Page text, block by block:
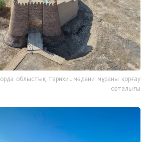
облыстық тарихи-мәдени мұраны қорғау
орталығы